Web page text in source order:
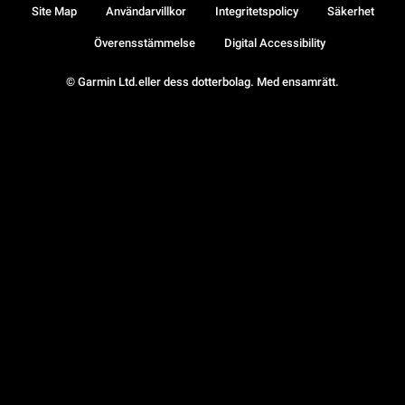
© Garmin Ltd.eller dess dotterbolag. Med ensamrätt.
Site Map Användarvillkor Integritetspolicy Säkerhet
Överensstämmelse Digital Accessibility